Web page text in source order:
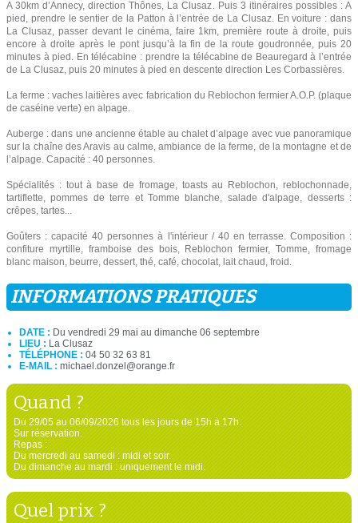
A 30km d’Annecy, direction Thônes, La Clusaz. Puis 3 itinéraires possibles : A
pied, prendre le sentier de la Patton à l’entrée de La Clusaz. En voiture : dans
La Clusaz, passer devant le cinéma, faire 1km, première route à droite, puis
encore à droite après le pont jusqu’à la fin de la route goudronnée, puis 20
minutes à pied. En télécabine : prendre la télécabine de Beauregard à l’entrée
de La Clusaz, puis 20 minutes à pied en descente direction Les Corbassières.
La ferme : vaches laitières avec fabrication du Reblochon fermier A.O.P. (plaque
de caséine verte) en alpage.
Auberge : dans une ancienne étable au chalet d’alpage avec vue panoramique
sur la chaîne des Aravis au calme, ambiance de la ferme, de la montagne et de
l’alpage. Capacité : 40 personnes.
Spécialités : tout à base de fromage, toasts au Reblochon, reblochonnade,
tartiflette, pommes de terre et Tomme blanche, salade d'alpage, desserts :
crêpes, tartes...
Goûters : capacité 40 personnes à l'intérieur / 40 en terrasse. Composition :
confiture myrtille, framboise des bois, Reblochon fermier, Tomme, fromage
blanc maison, beurre, dessert, thé, café, chocolat, lait chaud, froid.
INFORMATIONS PRATIQUES
DATE : Du vendredi 29 mai au dimanche 06 septembre
LIEU : La Clusaz
TÉLÉPHONE : 04 50 32 63 81
E-MAIL : michael.donzel@orange.fr
Quand ?
Du 29/05 au 06/09/2026 tous les jours de 15h à 17h.
Sur réservation.
Repas :
Du mercredi au samedi : midi et soir.
Du dimanche au mardi : uniquement le midi.
Quel prix ?